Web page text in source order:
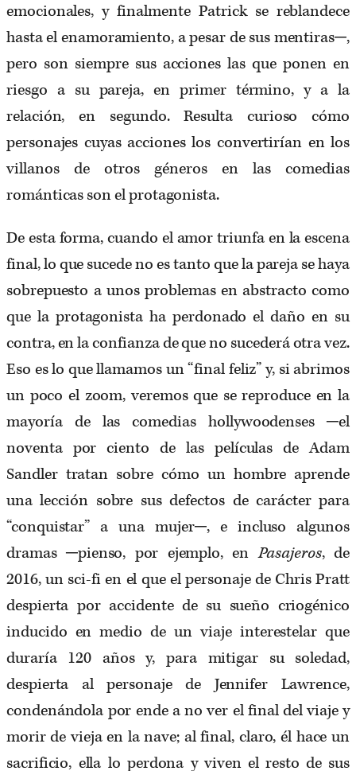
emocionales, y finalmente Patrick se reblandece
hasta el enamoramiento, a pesar de sus mentiras─,
pero son siempre sus acciones las que ponen en
riesgo a su pareja, en primer término, y a la
relación, en segundo. Resulta curioso cómo
personajes cuyas acciones los convertirían en los
villanos de otros géneros en las comedias
románticas son el protagonista.
De esta forma, cuando el amor triunfa en la escena
final, lo que sucede no es tanto que la pareja se haya
sobrepuesto a unos problemas en abstracto como
que la protagonista ha perdonado el daño en su
contra, en la confianza de que no sucederá otra vez.
Eso es lo que llamamos un “final feliz” y, si abrimos
un poco el zoom, veremos que se reproduce en la
mayoría de las comedias hollywoodenses ─el
noventa por ciento de las películas de Adam
Sandler tratan sobre cómo un hombre aprende
una lección sobre sus defectos de carácter para
“conquistar” a una mujer─, e incluso algunos
dramas ─pienso, por ejemplo, enPasajeros, de
2016, un sci-fi en el que el personaje de Chris Pratt
despierta por accidente de su sueño criogénico
inducido en medio de un viaje interestelar que
duraría 120 años y, para mitigar su soledad,
despierta al personaje de Jennifer Lawrence,
condenándola por ende a no ver el final del viaje y
morir de vieja en la nave; al final, claro, él hace un
sacrificio, ella lo perdona y viven el resto de sus